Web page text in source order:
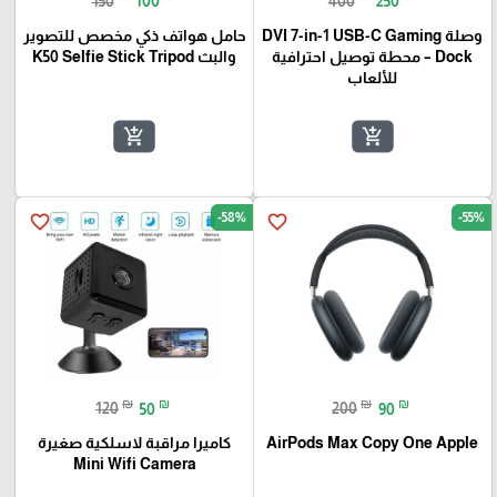
وصلة DVI 7-in-1 USB-C Gaming
Dock – محطة توصيل احترافية
للألعاب
add_shopping_cart
حامل هواتف ذكي مخصص للتصوير
والبث K50 Selfie Stick Tripod
add_shopping_cart
favorite_border -55%
200 ₪ 90 ₪
AirPods Max Copy One Apple
favorite_border -58%
120 ₪ 50 ₪
كاميرا مراقبة لاسلكية صغيرة
Mini Wifi Camera